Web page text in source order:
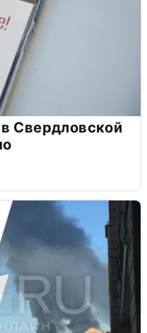
Свердловской